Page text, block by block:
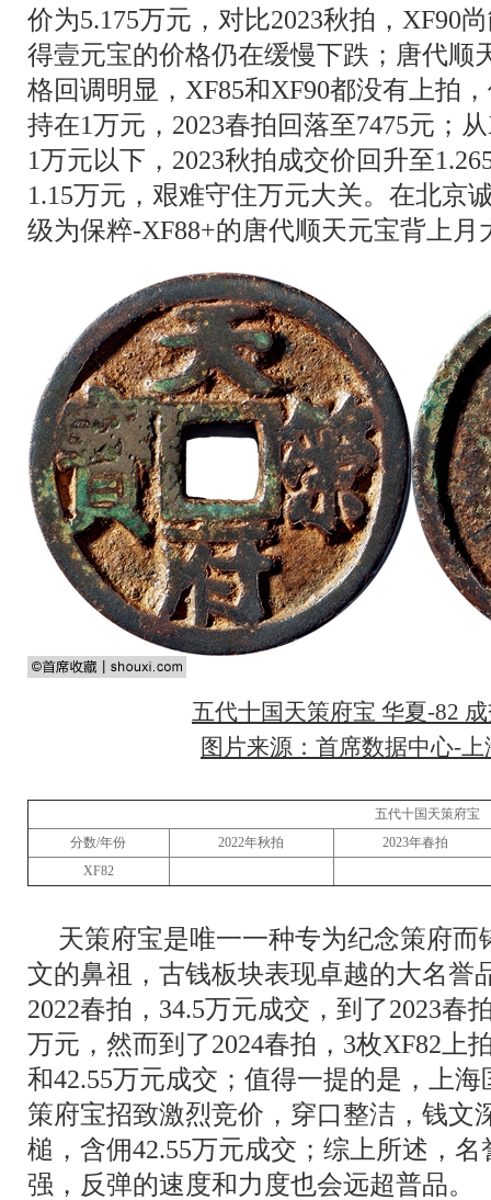
价为5.175万元，对比2023秋拍，XF90
得壹元宝的价格仍在缓慢下跌；唐代顺
格回调明显，XF85和XF90都没有上拍
持在1万元，2023春拍回落至7475元；
1万元以下，2023秋拍成交价回升至
1.15万元，艰难守住万元大关。在北京
级为保粹-XF88+的唐代顺天元宝背上月
五代十国天策府宝 华夏-82
图片来源：首席数据中心-
五代十国天策府宝
分数/年份
2022年秋拍
2023年春拍
XF82
天策府宝是唯一一种专为纪念策府
文的鼻祖，古钱板块表现卓越的大名誉
2022春拍，34.5万元成交，到了2023春
万元，然而到了2024春拍，3枚XF82上
和42.55万元成交；值得一提的是，上海
策府宝招致激烈竞价，穿口整洁，钱文
槌，含佣42.55万元成交；综上所述，
强，反弹的速度和力度也会远超普品。